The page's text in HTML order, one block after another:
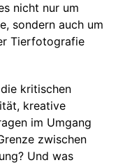
nicht nur um
sondern auch um
Tierfotografie
kritischen
kreative
im Umgang
zwischen
Und was